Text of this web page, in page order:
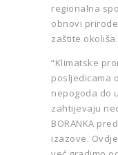
regionalna
obnovi
zaštite okoliša.
“Klimatske
posljedicama
nepogoda do
zahtijevaju
BORANKA
izazove.